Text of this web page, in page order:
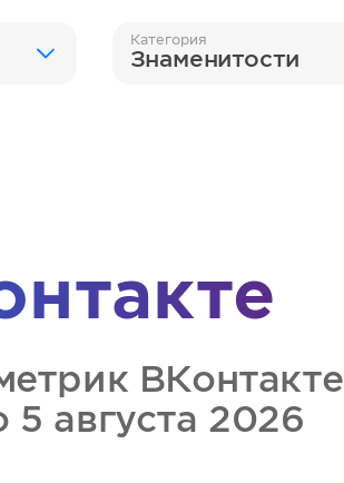
Категория
Знаменитости
ВКонтакте
5 августа 2026